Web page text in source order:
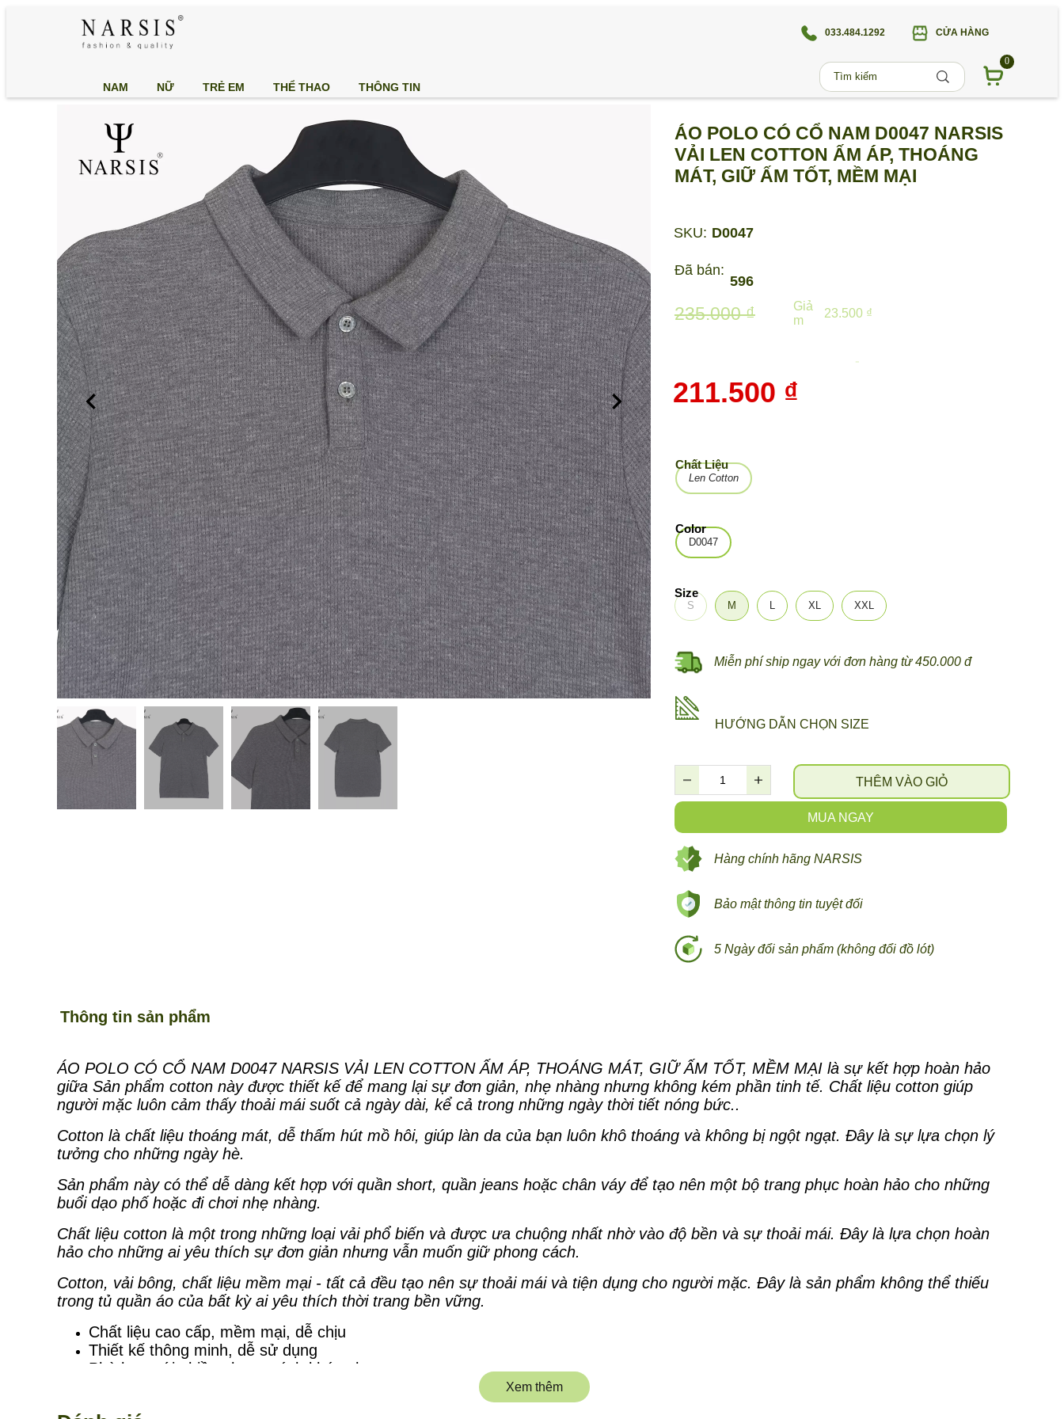
NAM NỮ TRẺ EM THỂ THAO THÔNG TIN
033.484.1292 CỬA HÀNG
0
ÁO POLO CÓ CỔ NAM D0047 NARSIS
VẢI LEN COTTON ẤM ÁP, THOÁNG
MÁT, GIỮ ẤM TỐT, MỀM MẠI
Đã bán:
596
S M L XL XXL
Size
Len Cotton
Chất Liệu
D0047
Color
MUA NGAY
THÊM VÀO GIỎ
HƯỚNG DẪN CHỌN SIZE
Miễn phí ship ngay với đơn hàng từ 450.000 đ
-
211.500 ₫
5 Ngày đổi sản phẩm (không đổi đồ lót)
Bảo mật thông tin tuyệt đối
Hàng chính hãng NARSIS
235.000 ₫ 23.500 ₫
Giả
m
SKU: D0047
Xem thêm
Thông tin sản phẩm
ÁO POLO CÓ CỔ NAM D0047 NARSIS VẢI LEN COTTON ẤM ÁP, THOÁNG MÁT, GIỮ ẤM TỐT, MỀM MẠI là sự kết hợp hoàn hảo
giữa Sản phẩm cotton này được thiết kế để mang lại sự đơn giản, nhẹ nhàng nhưng không kém phần tinh tế. Chất liệu cotton giúp
người mặc luôn cảm thấy thoải mái suốt cả ngày dài, kể cả trong những ngày thời tiết nóng bức..
Cotton là chất liệu thoáng mát, dễ thấm hút mồ hôi, giúp làn da của bạn luôn khô thoáng và không bị ngột ngạt. Đây là sự lựa chọn lý
tưởng cho những ngày hè.
Sản phẩm này có thể dễ dàng kết hợp với quần short, quần jeans hoặc chân váy để tạo nên một bộ trang phục hoàn hảo cho những
buổi dạo phố hoặc đi chơi nhẹ nhàng.
Chất liệu cotton là một trong những loại vải phổ biến và được ưa chuộng nhất nhờ vào độ bền và sự thoải mái. Đây là lựa chọn hoàn
hảo cho những ai yêu thích sự đơn giản nhưng vẫn muốn giữ phong cách.
Cotton, vải bông, chất liệu mềm mại - tất cả đều tạo nên sự thoải mái và tiện dụng cho người mặc. Đây là sản phẩm không thể thiếu
trong tủ quần áo của bất kỳ ai yêu thích thời trang bền vững.
Chất liệu cao cấp, mềm mại, dễ chịu
Thiết kế thông minh, dễ sử dụng
Phù hợp với nhiều phong cách khác nhau